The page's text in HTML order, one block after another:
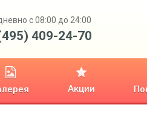
с 08:00 до 24:00
409-24-70
Акции